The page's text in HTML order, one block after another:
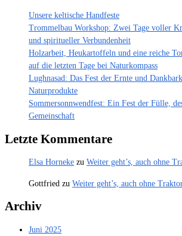
Unsere keltische Handfeste
Trommelbau Workshop: Zwei Tage voller
und spiritueller Verbundenheit
Holzarbeit, Heukartoffeln und eine reiche
auf die letzten Tage bei Naturkompass
Lughnasad: Das Fest der Ernte und
Naturprodukte
Sommersonnwendfest: Ein Fest der Fülle,
Gemeinschaft
Letzte Kommentare
Elsa Horneke zu Weiter geht’s, auch ohne
Gottfried zu Weiter geht’s, auch ohne
Archiv
Juni 2025